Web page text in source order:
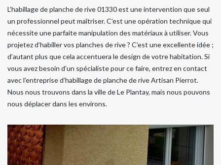
L’habillage de planche de rive 01330 est une intervention que seul
un professionnel peut maîtriser. C’est une opération technique qui
nécessite une parfaite manipulation des matériaux à utiliser. Vous
projetez d’habiller vos planches de rive ? C’est une excellente idée ;
d’autant plus que cela accentuera le design de votre habitation. Si
vous avez besoin d’un spécialiste pour ce faire, entrez en contact
avec l’entreprise d’habillage de planche de rive Artisan Pierrot.
Nous nous trouvons dans la ville de Le Plantay, mais nous pouvons
nous déplacer dans les environs.